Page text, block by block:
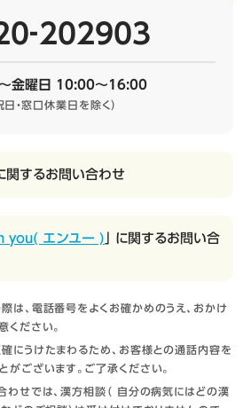
金曜日 10:00～16:00
日・窓口休業日を除く）
に関するお問い合わせ
you( エンユー ) 」 に関するお問い合
は、電話番号をよくお確かめのうえ、おかけ
ください。
にうけたまわるため、お客様との通話内容を
がございます。ご了承ください。
わせでは、漢方相談（ 自分の病気にはどの漢